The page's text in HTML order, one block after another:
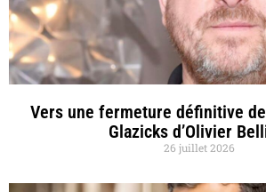
Vers une fermeture définitive de
Glazicks d’Olivier
26 juillet 2026